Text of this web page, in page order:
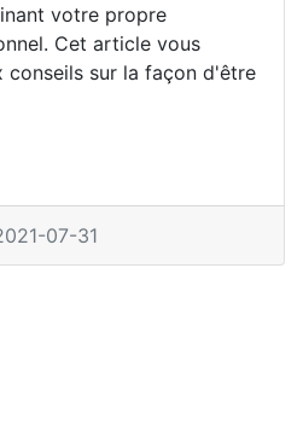
votre propre
Cet article vous
conseils sur la façon d'être
07-31